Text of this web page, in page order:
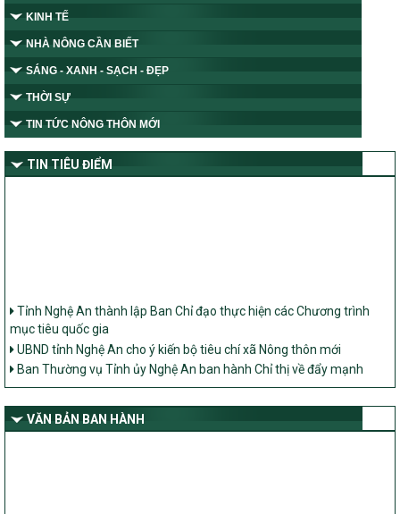
KINH TẾ
NHÀ NÔNG CẦN BIẾT
SÁNG - XANH - SẠCH - ĐẸP
THỜI SỰ
TIN TỨC NÔNG THÔN MỚI
TIN TIÊU ĐIỂM
Tỉnh Nghệ An thành lập Ban Chỉ đạo thực hiện các Chương trình
mục tiêu quốc gia
UBND tỉnh Nghệ An cho ý kiến bộ tiêu chí xã Nông thôn mới
Ban Thường vụ Tỉnh ủy Nghệ An ban hành Chỉ thị về đẩy mạnh
thực hiện Chương trình mục tiêu quốc gia xây dựng nông thôn mới,
dân tộc thiểu số và miền núi giai đoạn 2026 – 2030 trên địa bàn tỉnh
Nghệ An
VĂN BẢN BAN HÀNH